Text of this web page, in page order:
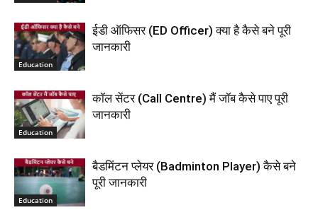
Education
ईडी ऑफिसर (ED Officer) क्या है कैसे बने पूरी
जानकारी
Education
कॉल सेंटर (Call Centre) मैं जॉब कैसे पाए पूरी
जानकारी
Education
बैडमिंटन प्लेयर (Badminton Player) कैसे बने
पूरी जानकारी